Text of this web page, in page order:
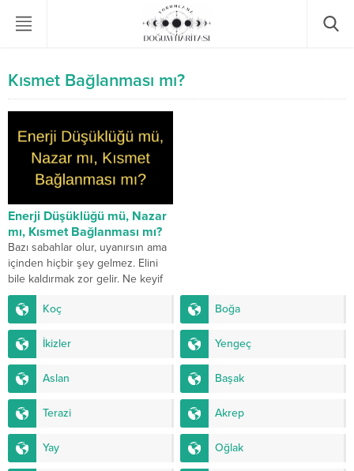
Kısmet Bağlanması mı?
Enerji Düşüklüğü mü, Nazar
mı, Kısmet Bağlanması mı?
Bazı sabahlar olur, uyanırsın ama
içinden hiçbir şey gelmez. Elini
bile kaldırmak zor gelir. Ne keyif
kalır, ne istek. Oysa...
Koç
Boğa
İkizler Yengeç
Aslan Başak
Terazi Akrep
Yay Oğlak